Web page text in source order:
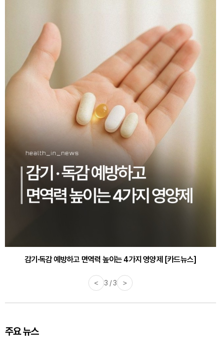
감기·독감 예방하고 면역력 높이는 4가지 영양제 [카드뉴스]
< 3 / 3 >
주요 뉴스